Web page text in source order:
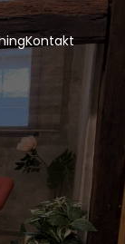
Kontakt